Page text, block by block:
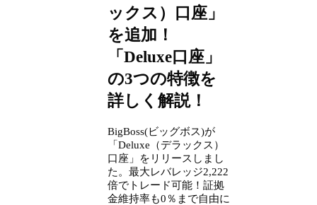
ックス）口座」
を追加！
「Deluxe口座」
の3つの特徴を
詳しく解説！
BigBoss(ビッグボス)が
「Deluxe（デラックス）
口座」をリリースしまし
た。最大レバレッジ2,222
倍でトレード可能！証拠
金維持率も0％まで自由に